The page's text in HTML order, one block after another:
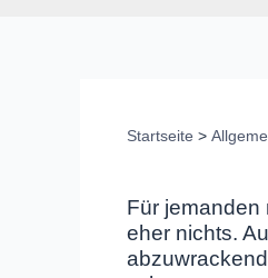
Startseite
Für jemanden
eher nichts.